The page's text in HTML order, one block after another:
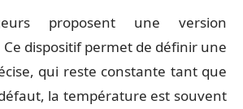
proposent une version
dispositif permet de définir une
qui reste constante tant que
la température est souvent